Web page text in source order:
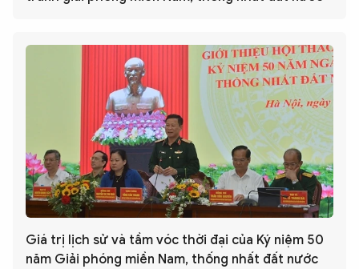
Giá trị lịch sử và tầm vóc thời đại của Ký niệm 50
năm Giải phóng miền Nam, thống nhất đất nước